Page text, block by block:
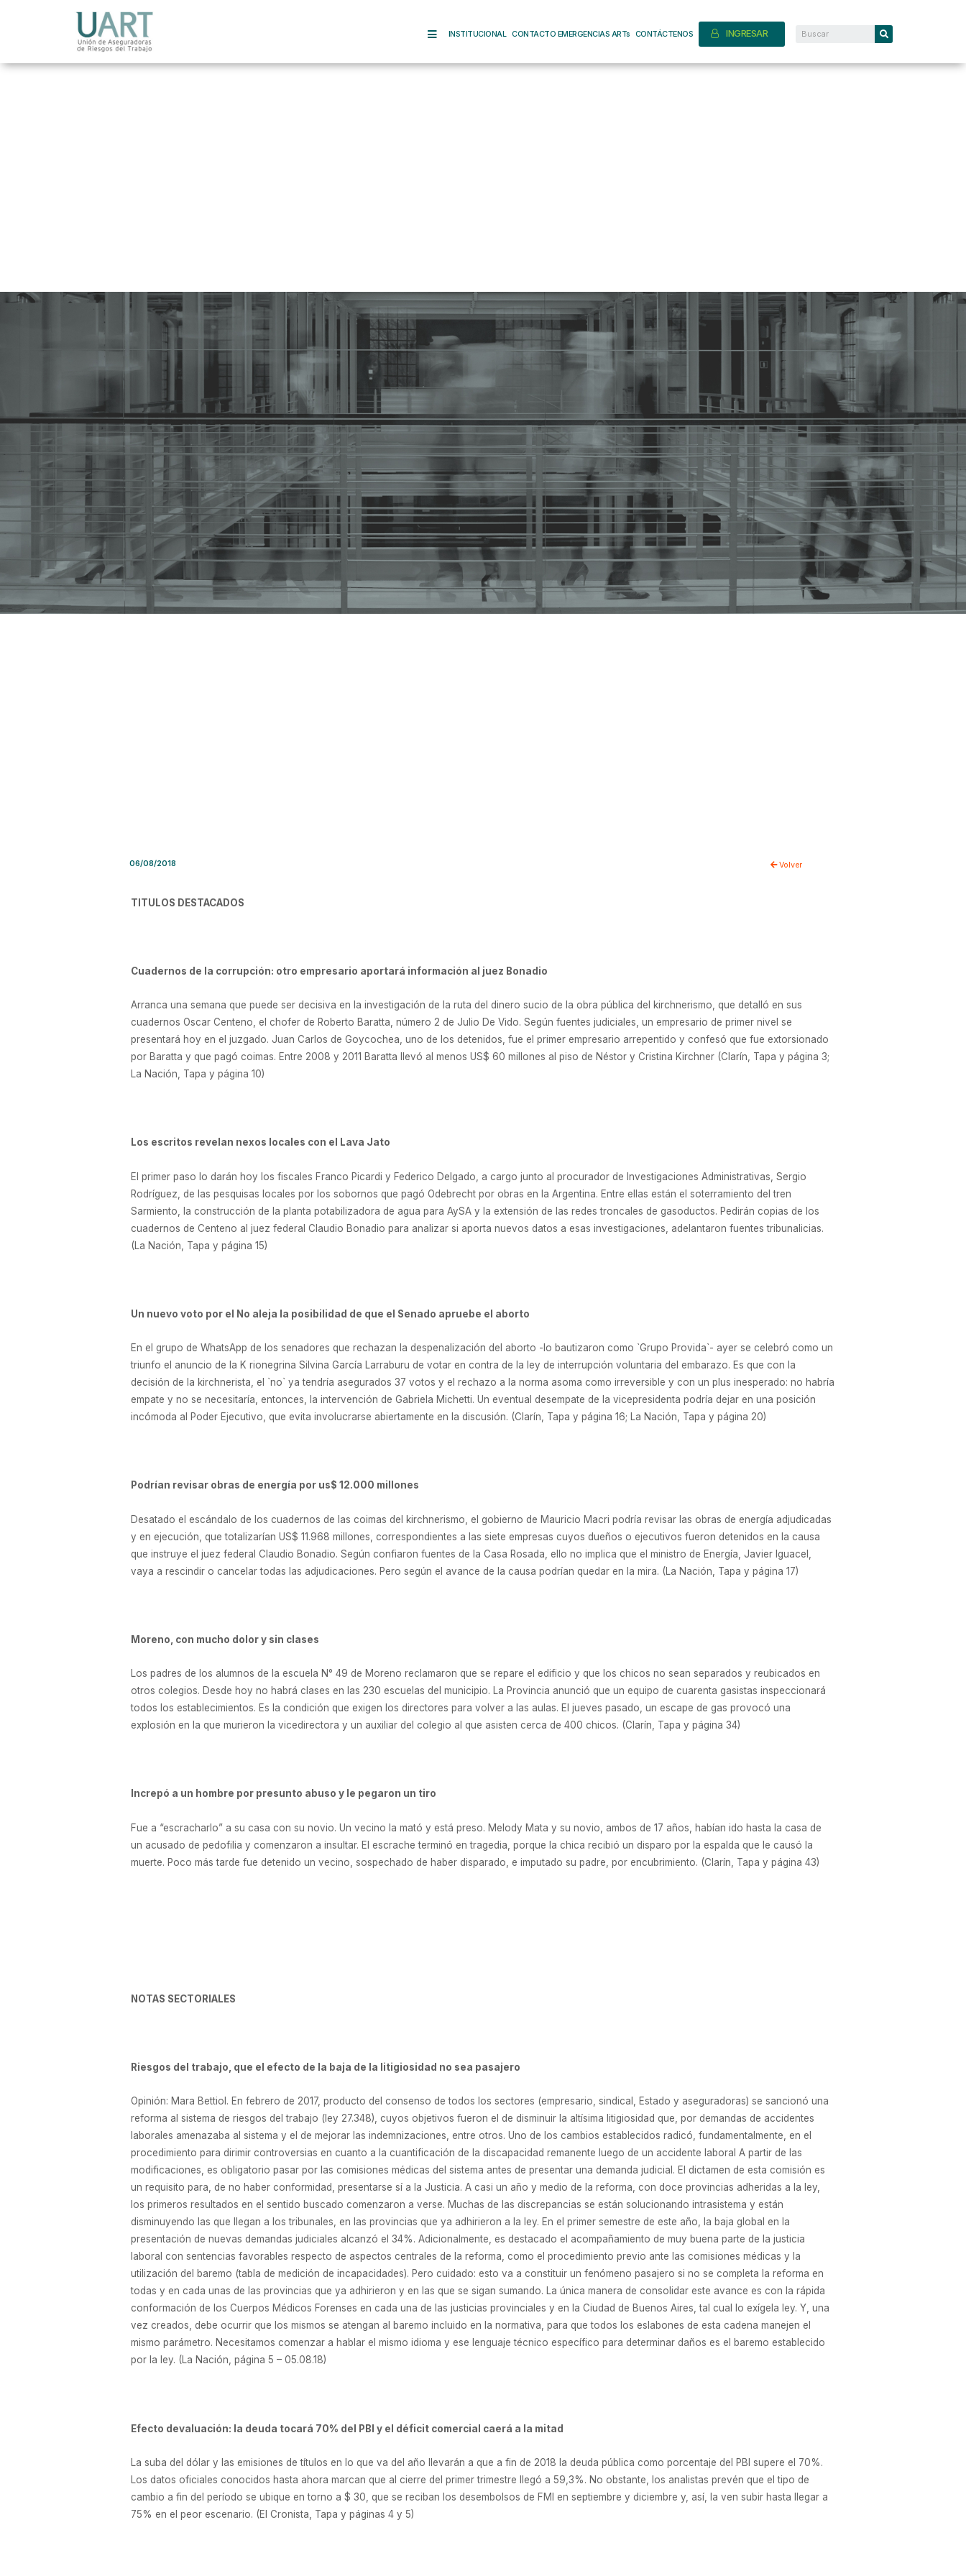
INSTITUCIONAL CONTACTO EMERGENCIAS ARTs CONTÁCTENOS INGRESAR
06/08/2018 Volver
TITULOS DESTACADOS
Cuadernos de la corrupción: otro empresario aportará información al juez Bonadio
Arranca una semana que puede ser decisiva en la investigación de la ruta del dinero sucio de la obra pública del kirchnerismo, que detalló en sus
cuadernos Oscar Centeno, el chofer de Roberto Baratta, número 2 de Julio De Vido. Según fuentes judiciales, un empresario de primer nivel se
presentará hoy en el juzgado. Juan Carlos de Goycochea, uno de los detenidos, fue el primer empresario arrepentido y confesó que fue extorsionado
por Baratta y que pagó coimas. Entre 2008 y 2011 Baratta llevó al menos US$ 60 millones al piso de Néstor y Cristina Kirchner (Clarín, Tapa y página 3;
La Nación, Tapa y página 10)
Los escritos revelan nexos locales con el Lava Jato
El primer paso lo darán hoy los fiscales Franco Picardi y Federico Delgado, a cargo junto al procurador de Investigaciones Administrativas, Sergio
Rodríguez, de las pesquisas locales por los sobornos que pagó Odebrecht por obras en la Argentina. Entre ellas están el soterramiento del tren
Sarmiento, la construcción de la planta potabilizadora de agua para AySA y la extensión de las redes troncales de gasoductos. Pedirán copias de los
cuadernos de Centeno al juez federal Claudio Bonadio para analizar si aporta nuevos datos a esas investigaciones, adelantaron fuentes tribunalicias.
(La Nación, Tapa y página 15)
Un nuevo voto por el No aleja la posibilidad de que el Senado apruebe el aborto
En el grupo de WhatsApp de los senadores que rechazan la despenalización del aborto -lo bautizaron como `Grupo Provida`- ayer se celebró como un
triunfo el anuncio de la K rionegrina Silvina García Larraburu de votar en contra de la ley de interrupción voluntaria del embarazo. Es que con la
decisión de la kirchnerista, el `no` ya tendría asegurados 37 votos y el rechazo a la norma asoma como irreversible y con un plus inesperado: no habría
empate y no se necesitaría, entonces, la intervención de Gabriela Michetti. Un eventual desempate de la vicepresidenta podría dejar en una posición
incómoda al Poder Ejecutivo, que evita involucrarse abiertamente en la discusión. (Clarín, Tapa y página 16; La Nación, Tapa y página 20)
Podrían revisar obras de energía por us$ 12.000 millones
Desatado el escándalo de los cuadernos de las coimas del kirchnerismo, el gobierno de Mauricio Macri podría revisar las obras de energía adjudicadas
y en ejecución, que totalizarían US$ 11.968 millones, correspondientes a las siete empresas cuyos dueños o ejecutivos fueron detenidos en la causa
que instruye el juez federal Claudio Bonadio. Según confiaron fuentes de la Casa Rosada, ello no implica que el ministro de Energía, Javier Iguacel,
vaya a rescindir o cancelar todas las adjudicaciones. Pero según el avance de la causa podrían quedar en la mira. (La Nación, Tapa y página 17)
Moreno, con mucho dolor y sin clases
Los padres de los alumnos de la escuela N° 49 de Moreno reclamaron que se repare el edificio y que los chicos no sean separados y reubicados en
otros colegios. Desde hoy no habrá clases en las 230 escuelas del municipio. La Provincia anunció que un equipo de cuarenta gasistas inspeccionará
todos los establecimientos. Es la condición que exigen los directores para volver a las aulas. El jueves pasado, un escape de gas provocó una
explosión en la que murieron la vicedirectora y un auxiliar del colegio al que asisten cerca de 400 chicos. (Clarín, Tapa y página 34)
Increpó a un hombre por presunto abuso y le pegaron un tiro
Fue a “escracharlo” a su casa con su novio. Un vecino la mató y está preso. Melody Mata y su novio, ambos de 17 años, habían ido hasta la casa de
un acusado de pedofilia y comenzaron a insultar. El escrache terminó en tragedia, porque la chica recibió un disparo por la espalda que le causó la
muerte. Poco más tarde fue detenido un vecino, sospechado de haber disparado, e imputado su padre, por encubrimiento. (Clarín, Tapa y página 43)
NOTAS SECTORIALES
Riesgos del trabajo, que el efecto de la baja de la litigiosidad no sea pasajero
Opinión: Mara Bettiol. En febrero de 2017, producto del consenso de todos los sectores (empresario, sindical, Estado y aseguradoras) se sancionó una
reforma al sistema de riesgos del trabajo (ley 27.348), cuyos objetivos fueron el de disminuir la altísima litigiosidad que, por demandas de accidentes
laborales amenazaba al sistema y el de mejorar las indemnizaciones, entre otros. Uno de los cambios establecidos radicó, fundamentalmente, en el
procedimiento para dirimir controversias en cuanto a la cuantificación de la discapacidad remanente luego de un accidente laboral A partir de las
modificaciones, es obligatorio pasar por las comisiones médicas del sistema antes de presentar una demanda judicial. El dictamen de esta comisión es
un requisito para, de no haber conformidad, presentarse sí a la Justicia. A casi un año y medio de la reforma, con doce provincias adheridas a la ley,
los primeros resultados en el sentido buscado comenzaron a verse. Muchas de las discrepancias se están solucionando intrasistema y están
disminuyendo las que llegan a los tribunales, en las provincias que ya adhirieron a la ley. En el primer semestre de este año, la baja global en la
presentación de nuevas demandas judiciales alcanzó el 34%. Adicionalmente, es destacado el acompañamiento de muy buena parte de la justicia
laboral con sentencias favorables respecto de aspectos centrales de la reforma, como el procedimiento previo ante las comisiones médicas y la
utilización del baremo (tabla de medición de incapacidades). Pero cuidado: esto va a constituir un fenómeno pasajero si no se completa la reforma en
todas y en cada unas de las provincias que ya adhirieron y en las que se sigan sumando. La única manera de consolidar este avance es con la rápida
conformación de los Cuerpos Médicos Forenses en cada una de las justicias provinciales y en la Ciudad de Buenos Aires, tal cual lo exígela ley. Y, una
vez creados, debe ocurrir que los mismos se atengan al baremo incluido en la normativa, para que todos los eslabones de esta cadena manejen el
mismo parámetro. Necesitamos comenzar a hablar el mismo idioma y ese lenguaje técnico específico para determinar daños es el baremo establecido
por la ley. (La Nación, página 5 – 05.08.18)
Efecto devaluación: la deuda tocará 70% del PBI y el déficit comercial caerá a la mitad
La suba del dólar y las emisiones de títulos en lo que va del año llevarán a que a fin de 2018 la deuda pública como porcentaje del PBI supere el 70%.
Los datos oficiales conocidos hasta ahora marcan que al cierre del primer trimestre llegó a 59,3%. No obstante, los analistas prevén que el tipo de
cambio a fin del período se ubique en torno a $ 30, que se reciban los desembolsos de FMI en septiembre y diciembre y, así, la ven subir hasta llegar a
75% en el peor escenario. (El Cronista, Tapa y páginas 4 y 5)